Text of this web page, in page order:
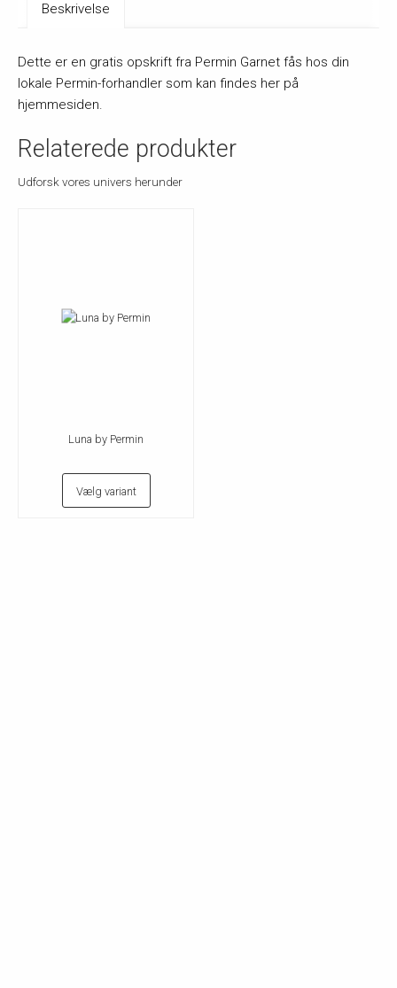
Beskrivelse
Dette er en gratis opskrift fra Permin Garnet fås hos din
lokale Permin-forhandler som kan findes her på
hjemmesiden.
Relaterede produkter
Udforsk vores univers herunder
Luna by Permin
Vælg variant